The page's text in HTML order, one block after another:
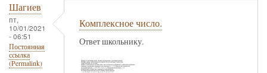
Шагиев
пт,
10/01/2021
- 06:51
Постоянная
ссылка
(Permalink)
Комплексное число.
Ответ школьнику.